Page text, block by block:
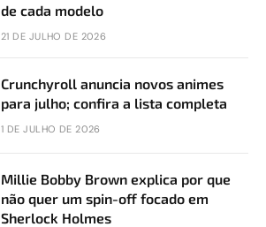
de cada modelo
21 DE JULHO DE 2026
Crunchyroll anuncia novos animes
para julho; confira a lista completa
1 DE JULHO DE 2026
Millie Bobby Brown explica por que
não quer um spin-off focado em
Sherlock Holmes